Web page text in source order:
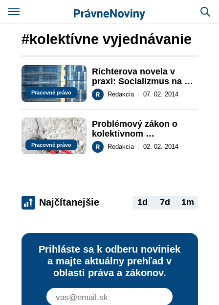
#kolektívne vyjednávanie
Pracovné právo
Richterova novela v
praxi: Socializmus na
Slovensku?
Redakcia 07. 02. 2014
Pracovné právo
Problémový zákon o
kolektívnom
vyjednávaní: Je
Richterova novela
Redakcia 02. 02. 2014
Najčítanejšie 1d 7d 1m
Prihláste sa k odberu noviniek
a majte aktuálny prehľad v
oblasti práva a zákonov.